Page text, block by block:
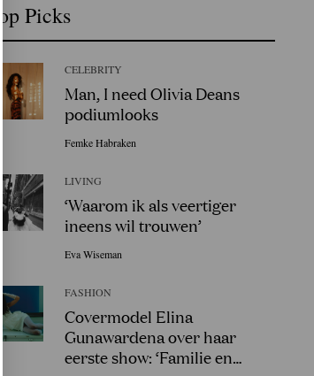
Top Picks
CELEBRITY
Man, I need Olivia Deans
podiumlooks
Femke Habraken
LIVING
‘Waarom ik als veertiger
ineens wil trouwen’
Eva Wiseman
FASHION
Covermodel Elina
Gunawardena over haar
eerste show: ‘Familie en